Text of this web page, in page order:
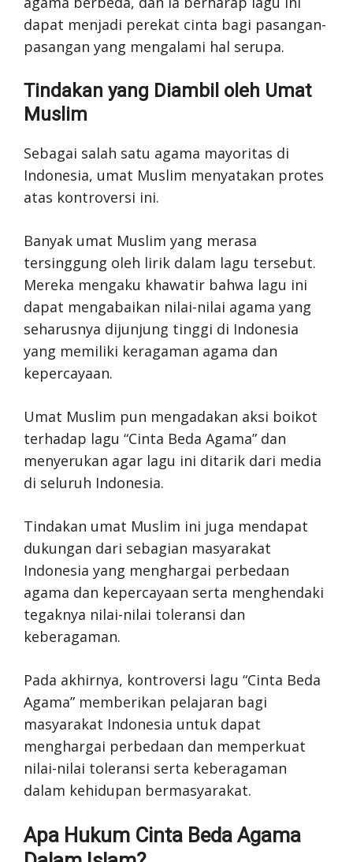
dapat menjadi perekat cinta bagi pasangan-
pasangan yang mengalami hal serupa.
Tindakan yang Diambil oleh Umat
Muslim
Sebagai salah satu agama mayoritas di
Indonesia, umat Muslim menyatakan protes
atas kontroversi ini.
Banyak umat Muslim yang merasa
tersinggung oleh lirik dalam lagu tersebut.
Mereka mengaku khawatir bahwa lagu ini
dapat mengabaikan nilai-nilai agama yang
seharusnya dijunjung tinggi di Indonesia
yang memiliki keragaman agama dan
kepercayaan.
Umat Muslim pun mengadakan aksi boikot
terhadap lagu “Cinta Beda Agama” dan
menyerukan agar lagu ini ditarik dari media
di seluruh Indonesia.
Tindakan umat Muslim ini juga mendapat
dukungan dari sebagian masyarakat
Indonesia yang menghargai perbedaan
agama dan kepercayaan serta menghendaki
tegaknya nilai-nilai toleransi dan
keberagaman.
Pada akhirnya, kontroversi lagu “Cinta Beda
Agama” memberikan pelajaran bagi
masyarakat Indonesia untuk dapat
menghargai perbedaan dan memperkuat
nilai-nilai toleransi serta keberagaman
dalam kehidupan bermasyarakat.
Apa Hukum Cinta Beda Agama